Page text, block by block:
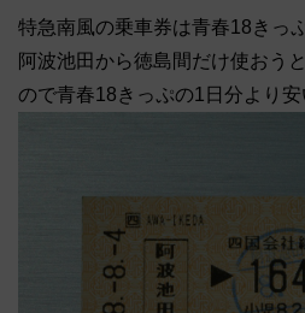
特急南風の乗車券は青春18きっ
阿波池田から徳島間だけ使おう
ので青春18きっぷの1日分より安